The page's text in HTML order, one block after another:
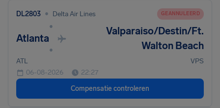
DL2803 • Delta Air Lines GEANNULEERD
Atlanta
•
•
Valparaiso/Destin/Ft.
Walton Beach
ATL
VPS
06-08-2026
22:27
Compensatie controleren